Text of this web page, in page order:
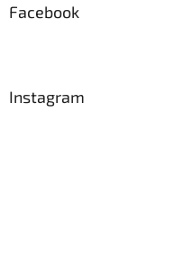
Facebook
Instagram